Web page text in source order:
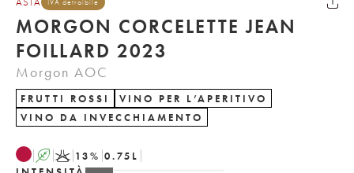
MORGON CORCELETTE JEAN
FOILLARD 2023
Morgon AOC
FRUTTI ROSSI
VINO PER L’APERITIVO
VINO DA INVECCHIAMENTO
A K 13% 0.75 L